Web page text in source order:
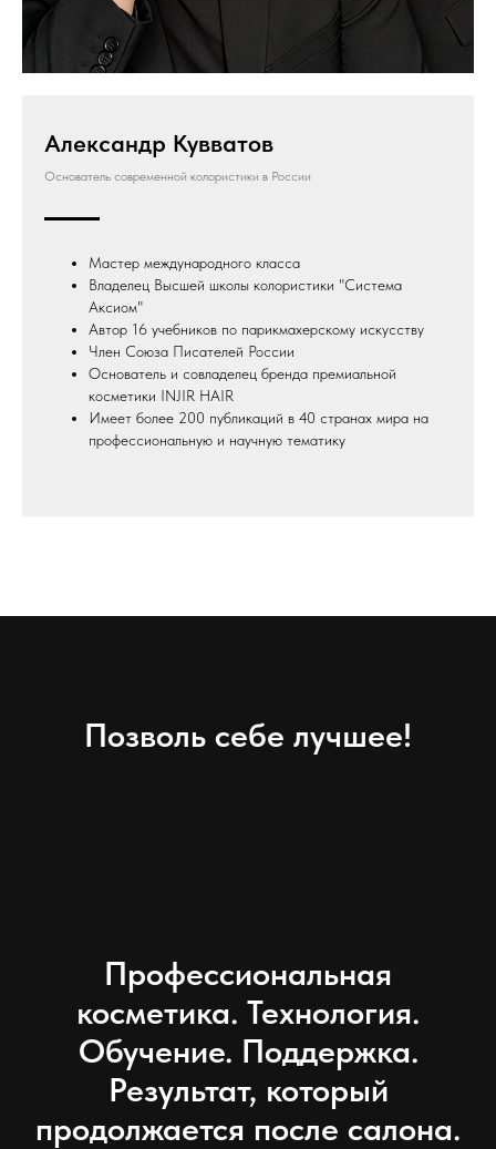
Александр Кувватов
Основатель современной колористики в России
Мастер международного класса
Владелец Высшей школы колористики "Система
Аксиом"
Автор 16 учебников по парикмахерскому искусству
Член Союза Писателей России
Основатель и совладелец бренда премиальной
косметики INJIR HAIR
Имеет более 200 публикаций в 40 странах мира на
профессиональную и научную тематику
Позволь себе лучшее!
Профессиональная
косметика. Технология.
Обучение. Поддержка.
Результат, который
продолжается после салона.